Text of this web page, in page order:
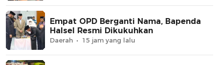
Empat OPD Berganti Nama, Bapenda
Halsel Resmi Dikukuhkan
Daerah 15 jam yang lalu